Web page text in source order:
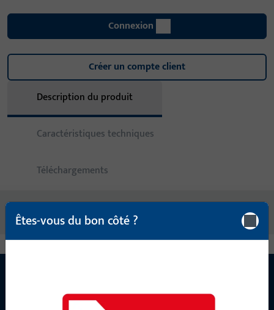
Connexion
Créer un compte client
Description du produit
Caractéristiques techniques
Téléchargements
Pas de contenus disponibles
Êtes-vous du bon côté ?